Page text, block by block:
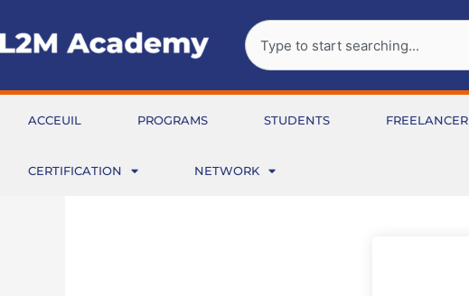
au
contenu
Rechercher
ACCEUIL PROGRAMS STUDENTS FREELANCER
CERTIFICATION NETWORK